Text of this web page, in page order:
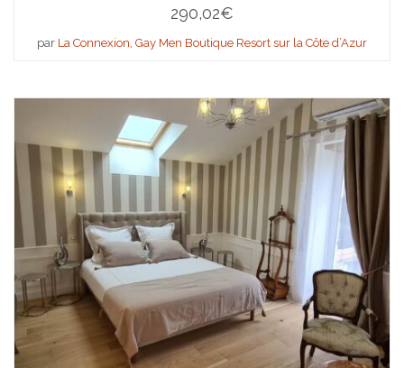
290,02€
par La Connexion, Gay Men Boutique Resort sur la Côte d’Azur